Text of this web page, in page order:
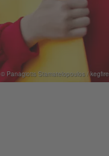
© Panagiotis Stamatelopoulos / kegfire